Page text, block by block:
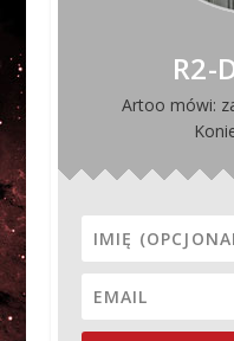
R2-
Artoo mówi: